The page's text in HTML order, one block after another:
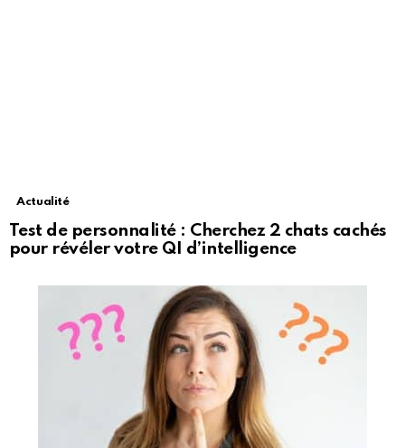
Actualité
Test de personnalité : Cherchez 2 chats cachés
pour révéler votre QI d’intelligence